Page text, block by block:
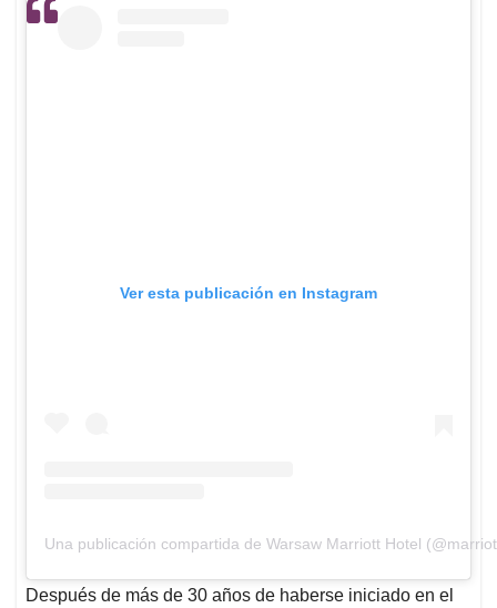
Ver esta publicación en Instagram
Una publicación compartida de Warsaw Marriott Hotel
Después de más de 30 años de haberse iniciado en el